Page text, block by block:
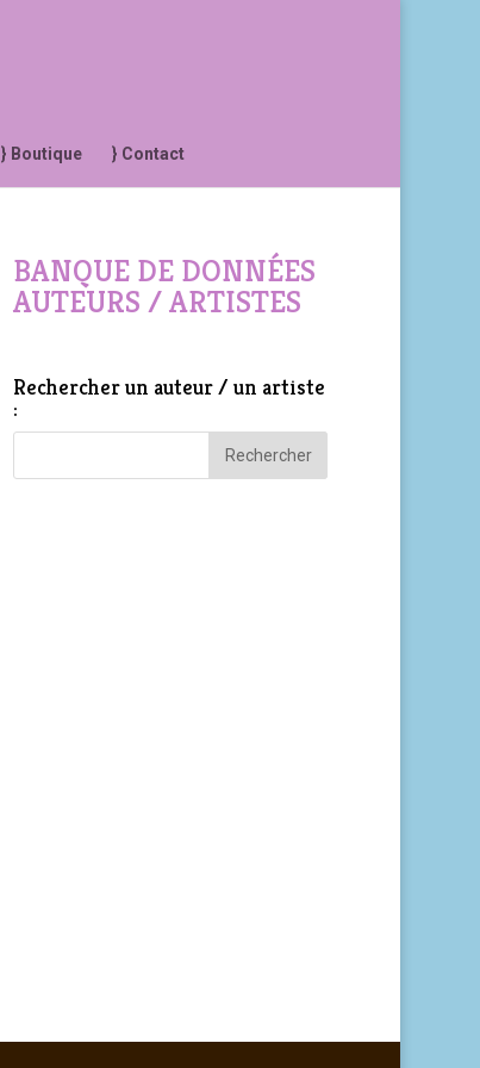
} Boutique } Contact
BANQUE DE DONNÉES
AUTEURS / ARTISTES
Rechercher un auteur / un artiste
: